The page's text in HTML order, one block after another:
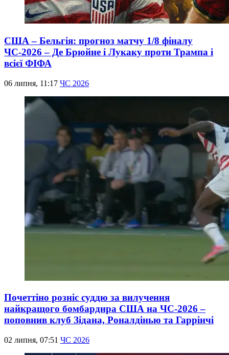
США – Бельгія: прогноз матчу 1/8 фіналу
ЧС-2026 – Де Брюйне і Лукаку проти Трампа і
всієї ФІФА
06 липня, 11:17 ЧС 2026
Почеттіно розніс суддю за вилучення
найкращого бомбардира США на ЧС-2026 –
поповнив клуб Зідана, Роналдінью та Гаррінчі
02 липня, 07:51 ЧС 2026